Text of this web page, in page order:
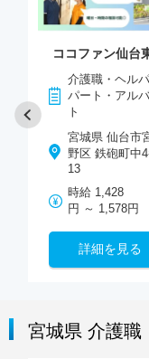
ココファン仙台
介護職・ヘル
パート・アル
ト
宮城県 仙台市
野区 鉄砲町中
13
時給 1,428
円 ～ 1,578円
詳細を見る
宮城県 介護職